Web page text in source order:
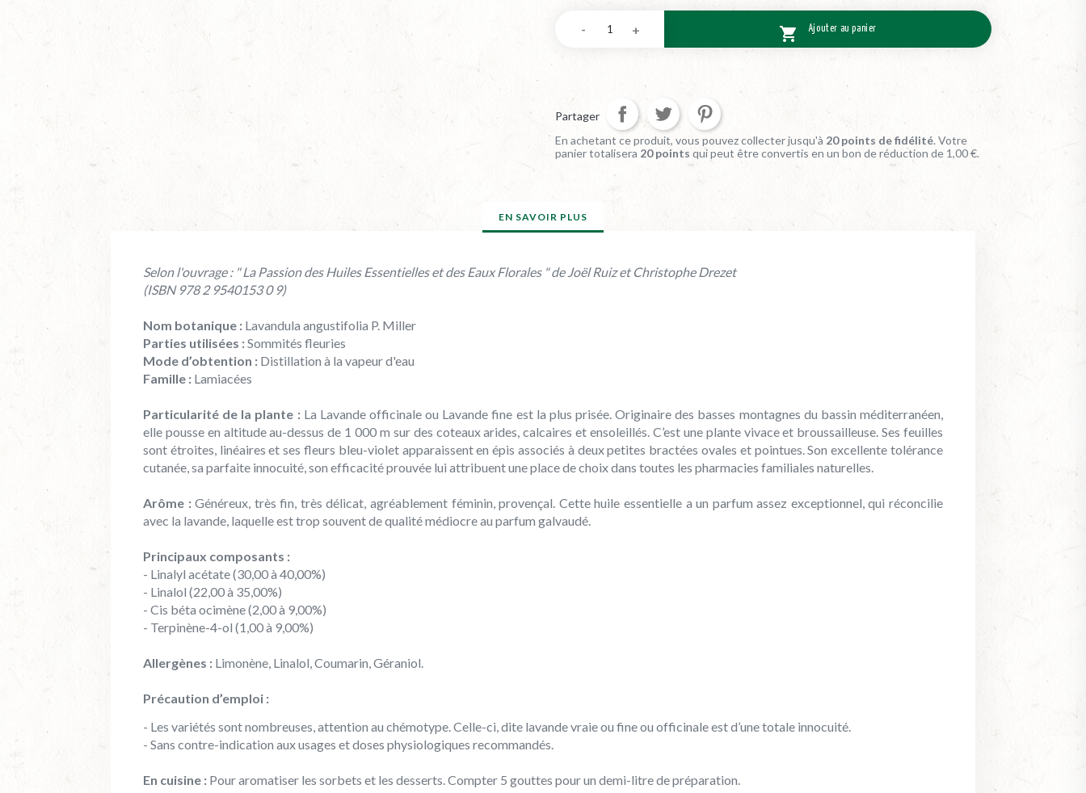
 Ajouter au panier
Partager
En achetant ce produit, vous pouvez collecter jusqu'à 20points de fidélité. Votre
panier totalisera 20points qui peut être convertis en un bon de réduction de 1,00 €.
EN SAVOIR PLUS
Selon l'ouvrage : " La Passion des Huiles Essentielles et des Eaux Florales " de Joël Ruiz et Christophe Drezet
(ISBN 978 2 9540153 0 9)
Nom botanique : Lavandula angustifolia P. Miller
Parties utilisées :Sommités fleuries
Mode d’obtention : Distillation à la vapeur d'eau
Famille : Lamiacées
Particularité de la plante : La Lavande officinale ou Lavande fine est la plus prisée. Originaire des basses montagnes du bassin méditerranéen,
elle pousse en altitude au-dessus de 1 000 m sur des coteaux arides, calcaires et ensoleillés. C’est une plante vivace et broussailleuse. Ses feuilles
sont étroites, linéaires et ses fleurs bleu-violet apparaissent en épis associés à deux petites bractées ovales et pointues. Son excellente tolérance
cutanée, sa parfaite innocuité, son efficacité prouvée lui attribuent une place de choix dans toutes les pharmacies familiales naturelles.
Arôme :Généreux, très fin, très délicat, agréablement féminin, provençal. Cette huile essentielle a un parfum assez exceptionnel, qui réconcilie
avec la lavande, laquelle est trop souvent de qualité médiocre au parfum galvaudé.
Principaux composants :
- Linalyl acétate (30,00 à 40,00%)
- Linalol (22,00 à 35,00%)
- Cis béta ocimène (2,00 à 9,00%)
- Terpinène-4-ol (1,00 à 9,00%)
Allergènes : Limonène, Linalol, Coumarin, Géraniol.
Précaution d’emploi :
- Les variétés sont nombreuses, attention au chémotype. Celle-ci, dite lavande vraie ou fine ou officinale est d’une totale innocuité.
- Sans contre-indication aux usages et doses physiologiques recommandés.
En cuisine : Pour aromatiser les sorbets et les desserts. Compter 5 gouttes pour un demi-litre de préparation.